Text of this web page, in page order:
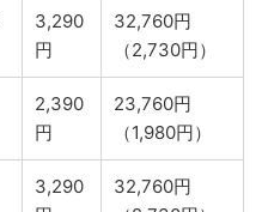
3,290
円
32,760円
（2,730円）
2,390
円
23,760円
（1,980円）
3,290
32,760円